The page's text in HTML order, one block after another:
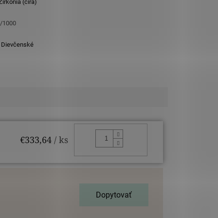
(čirá)
1000
Dievčenské
€333,64 / ks
Dopytovať